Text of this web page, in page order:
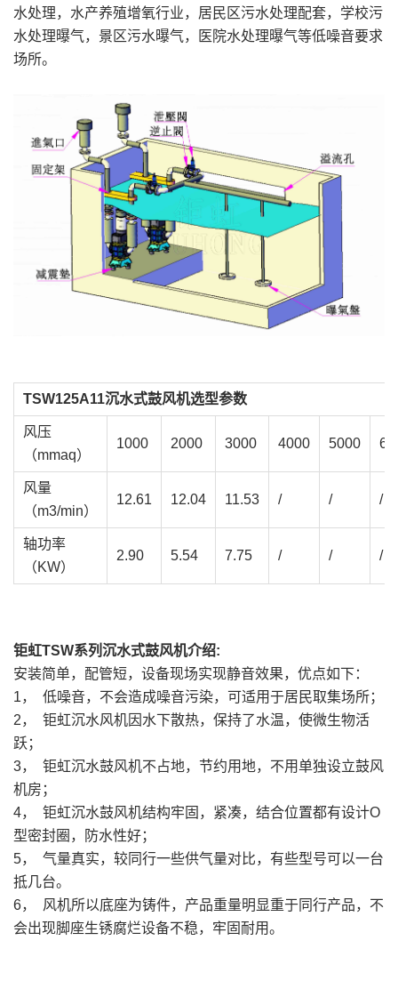
水处理，水产养殖增氧行业，居民区污水处理配套，学校污
水处理曝气，景区污水曝气，医院水处理曝气等低噪音要求
场所。
TSW125A11沉水式鼓风机选型参数
风压
（mmaq）
1000 2000 3000 4000 5000
风量
（m3/min）
12.61 12.04 11.53 / / /
轴功率
（KW）
2.90 5.54 7.75 / / /
钜虹TSW系列沉水式鼓风机介绍:
安装简单，配管短，设备现场实现静音效果，优点如下：
1， 低噪音，不会造成噪音污染，可适用于居民取集场所；
2， 钜虹沉水风机因水下散热，保持了水温，使微生物活
跃；
3， 钜虹沉水鼓风机不占地，节约用地，不用单独设立鼓风
机房；
4， 钜虹沉水鼓风机结构牢固，紧凑，结合位置都有设计O
型密封圈，防水性好；
5， 气量真实，较同行一些供气量对比，有些型号可以一台
抵几台。
6， 风机所以底座为铸件，产品重量明显重于同行产品，不
会出现脚座生锈腐烂设备不稳，牢固耐用。